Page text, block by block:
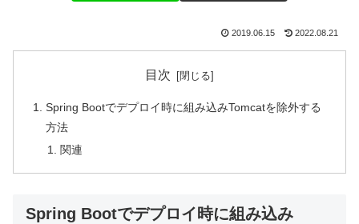
2019.06.15 2022.08.21
目次
Spring Bootでデプロイ時に組み込みTomcatを除外する
方法
関連
Spring Bootでデプロイ時に組み込み